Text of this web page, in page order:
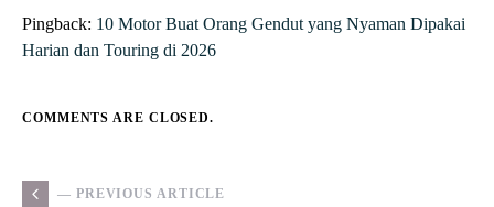
Pingback: 10 Motor Buat Orang Gendut yang Nyaman Dipakai
Harian dan Touring di 2026
COMMENTS ARE CLOSED.
— PREVIOUS ARTICLE